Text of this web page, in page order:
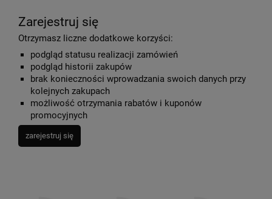
Zarejestruj się
Otrzymasz liczne dodatkowe korzyści:
podgląd statusu realizacji zamówień
podgląd historii zakupów
brak konieczności wprowadzania swoich danych przy
kolejnych zakupach
możliwość otrzymania rabatów i kuponów
promocyjnych
zarejestruj się